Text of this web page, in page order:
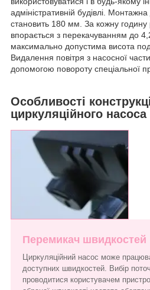
адміністративній будівлі.
становить 180 мм. За кожну годину
впорається з перекачуванням до
максимально допустима висота
Видалення повітря з насосної
допомогою повороту спеціальної
Особливості
циркуляційного
Перемикач швидкостей
Циркуляційний насос може
доступних швидкостей. Вибір
проводитися користувачем